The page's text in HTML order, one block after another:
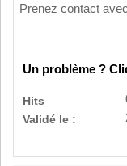
Prenez contact
Un problème ?
Hits
Validé le :